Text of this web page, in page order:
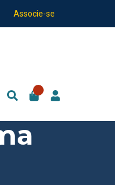
Associe-se